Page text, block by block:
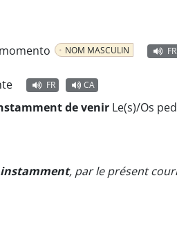
NOM MASCULIN FR
FR CA
de venir Le(s)/Os
instamment, par le présent